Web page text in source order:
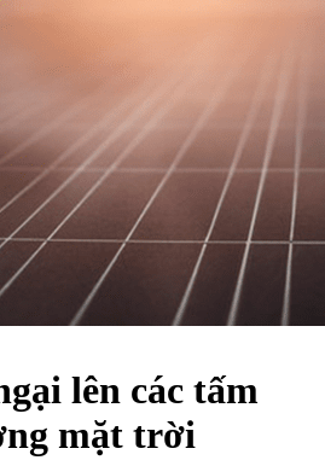
lên các tấm
mặt trời